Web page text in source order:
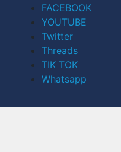
FACEBOOK
YOUTUBE
Twitter
Threads
TIK TOK
Whatsapp